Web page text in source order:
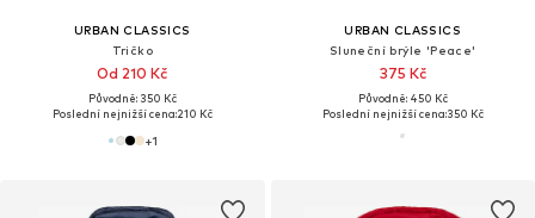
URBAN CLASSICS
Tričko
Od 210 Kč
Původně: 350 Kč
Poslední nejnižší cena:210 Kč
+1
URBAN CLASSICS
Sluneční brýle 'Peace'
375 Kč
Původně: 450 Kč
Poslední nejnižší cena:350 Kč